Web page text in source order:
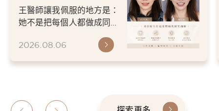
不愛笑，只是不喜歡自己
原本的牙齒
王醫師讓我佩服的地方是：
她不是把每個人都做成同一
更適合自己的樣子。 現...
2026.08.06